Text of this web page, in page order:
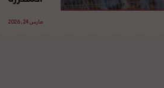
الخاصة
مارس 24, 2026